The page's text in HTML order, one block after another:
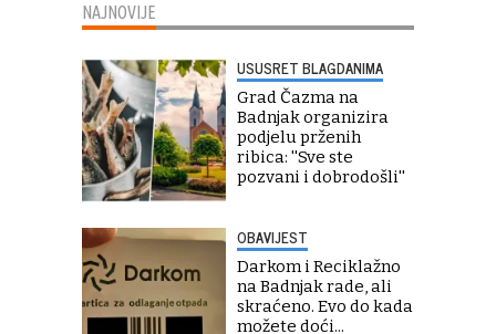
NAJNOVIJE
USUSRET BLAGDANIMA
Grad Čazma na
Badnjak organizira
podjelu prženih
ribica: ''Sve ste
pozvani i dobrodošli''
OBAVIJEST
Darkom i Reciklažno
na Badnjak rade, ali
skraćeno. Evo do kada
možete doći...